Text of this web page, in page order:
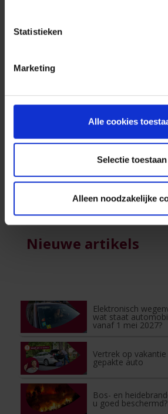
Statistieken
Marketing
Alle cookies
Selectie toestaan
Alleen noodzakelijke
uitsluiting van jongeren en
jongeren zullen leren in dit
helpen om later als volwaardig
Meer informatie over deze
dit persberichtof opde
Nieuwe artikels
Elektronisch
wat staat
vanaf 1 mei 2027?
Vertrek op
gepakte auto
Bos- en
u goed beschermd?